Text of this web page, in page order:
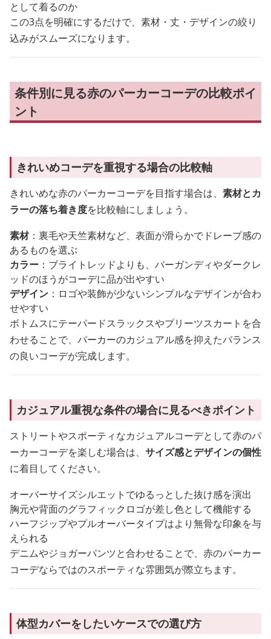
として着るのか
この3点を明確にするだけで、素材・丈・デザインの絞り
込みがスムーズになります。
条件別に見る赤のパーカーコーデの比較ポイ
ント
きれいめコーデを重視する場合の比較軸
きれいめな赤のパーカーコーデを目指す場合は、 素材とカ
ラーの落ち着き度を比較軸にしましょう。
素材：裏毛や天竺素材など、表面が滑らかでドレープ感の
あるものを選ぶ
カラー ：ブライトレッドよりも、バーガンディやダークレ
ッドのほうがコーデに品が出やすい
デザイン ：ロゴや装飾が少ないシンプルなデザインが合わ
せやすい
ボトムスにテーパードスラックスやプリーツスカートを合
わせることで、パーカーのカジュアル感を抑えたバランス
の良いコーデが完成します。
カジュアル重視な条件の場合に見るべきポイント
ストリートやスポーティなカジュアルコーデとして赤のパ
ーカーコーデを楽しむ場合は、 サイズ感とデザインの個性
に着目してください。
オーバーサイズシルエットでゆるっとした抜け感を演出
胸元や背面のグラフィックロゴが差し色として機能する
ハーフジップやプルオーバータイプはより無骨な印象を与
えられる
デニムやジョガーパンツと合わせることで、赤のパーカー
コーデならではのスポーティな雰囲気が際立ちます。
体型カバーをしたいケースでの選び方